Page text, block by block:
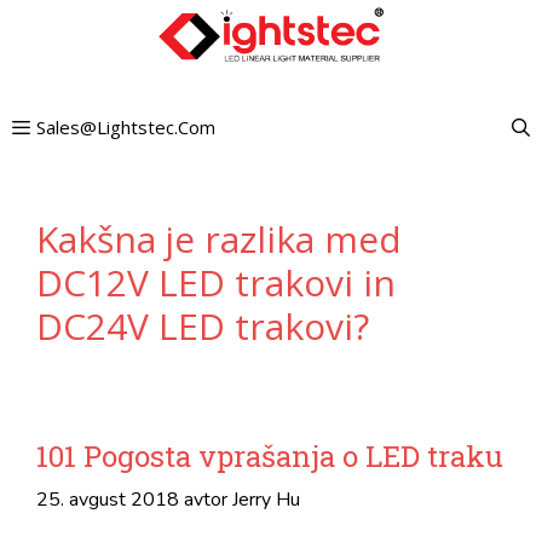
Sales@lightstec.com
Kakšna je razlika med
DC12V LED trakovi in ​​
DC24V LED trakovi?
101 Pogosta vprašanja o LED traku
25. avgust 2018 avtorJerry Hu